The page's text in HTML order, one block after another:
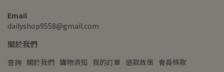
Email
dailyshop9558@gmail.com
關於我們
查詢 關於我們 購物須知 我的訂單 退款政策 會員條款